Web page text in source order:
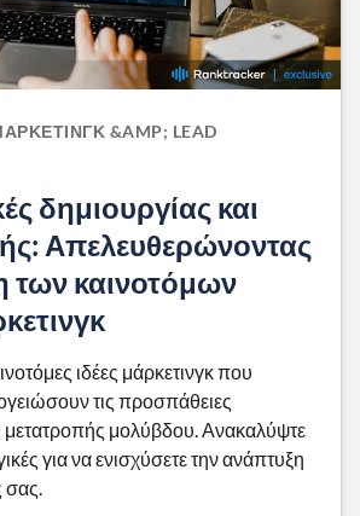
&AMP; LEAD
δημιουργίας και
Απελευθερώνοντας
των καινοτόμων
ιδέες μάρκετινγκ που
τις προσπάθειες
μετατροπής μολύβδου. Ανακαλύψτε
για να ενισχύσετε την ανάπτυξη
σας.